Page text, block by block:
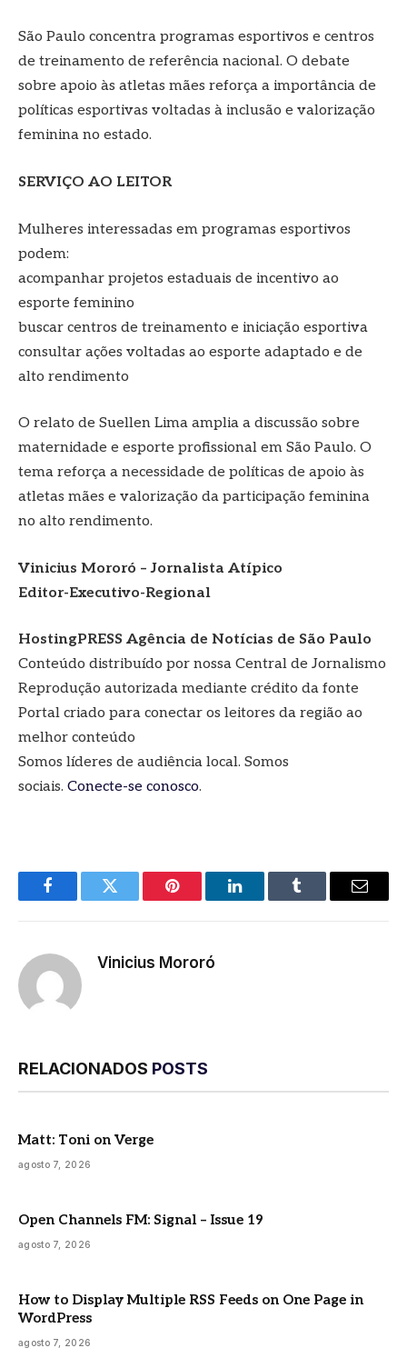
São Paulo concentra programas esportivos e centros
de treinamento de referência nacional. O debate
sobre apoio às atletas mães reforça a importância de
políticas esportivas voltadas à inclusão e valorização
feminina no estado.
SERVIÇO AO LEITOR
Mulheres interessadas em programas esportivos
podem:
acompanhar projetos estaduais de incentivo ao
esporte feminino
buscar centros de treinamento e iniciação esportiva
consultar ações voltadas ao esporte adaptado e de
alto rendimento
O relato de Suellen Lima amplia a discussão sobre
maternidade e esporte profissional em São Paulo. O
tema reforça a necessidade de políticas de apoio às
atletas mães e valorização da participação feminina
no alto rendimento.
Vinicius Mororó – Jornalista Atípico
Editor-Executivo-Regional
HostingPRESS Agência de Notícias de São Paulo
Conteúdo distribuído por nossa Central de Jornalismo
Reprodução autorizada mediante crédito da fonte
Portal criado para conectar os leitores da região ao
melhor conteúdo
Somos líderes de audiência local. Somos
sociais. Conecte-se conosco.
FacebookTwitter Pinterest LinkedInTumblr
E-
Vinicius Mororó
RELACIONADOS POSTS
Matt: Toni on Verge
agosto 7, 2026
Open Channels FM: Signal – Issue 19
agosto 7, 2026
How to Display Multiple RSS Feeds on One Page in
WordPress
agosto 7, 2026